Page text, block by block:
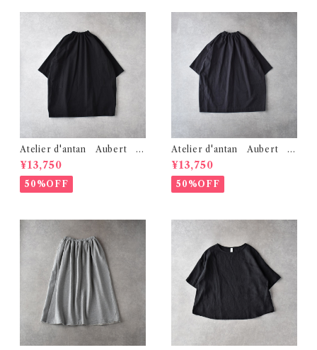
Atelier d'antan Aubert ｺｯ
ﾄﾝﾁｭﾆｯｸ (ﾌﾞﾗｯｸ)
¥13,750
50%OFF
Atelier d'antan Aubert ｺｯ
ﾄﾝﾁｭﾆｯｸ (ﾀﾞｰｸｸﾞﾚｰ)
¥13,750
50%OFF